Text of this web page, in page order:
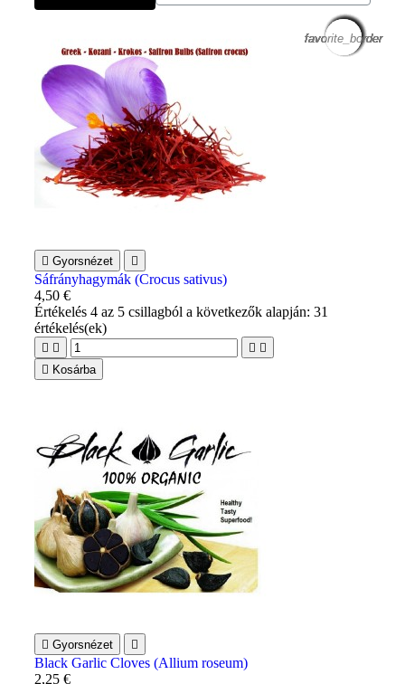
favorite_border
 Gyorsnézet 
Sáfrányhagymák (Crocus sativus)
4,50 €
Értékelés4 az 5 csillagból a következők alapján:31
értékelés(ek)
   
 Kosárba
favorite_border
 Gyorsnézet 
Black Garlic Cloves (Allium roseum)
2,25 €
favorite_border
favorite_border
favorite_border
favorite_border
favorite_border
favorite_border
favorite_border
favorite_border
favorite_border
favorite_border